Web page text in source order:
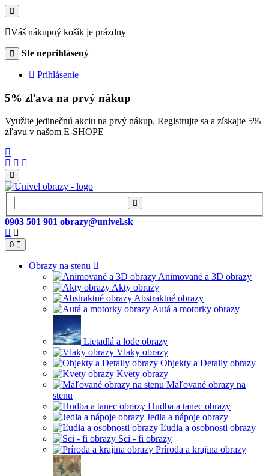
Váš nákupný košík je prázdny
Ste neprihlásený
Prihlásenie
5% zľava na prvý nákup
Využite jedinečnú akciu na prvý nákup. Registrujte sa a získajte 5%
zľavu v našom E-SHOPE
0903 501 901 obrazy@univel.sk
0
Obrazy na stenu
Animované a 3D obrazy
Akty obrazy
Abstraktné obrazy
Autá a motorky obrazy
Lietadlá a lode obrazy
Vlaky obrazy
Objekty a Detaily obrazy
Kvety obrazy
Maľované obrazy na
stenu
Hudba a tanec obrazy
Jedla a nápoje obrazy
Ľudia a osobnosti obrazy
Sci - fi obrazy
Príroda a krajina obrazy